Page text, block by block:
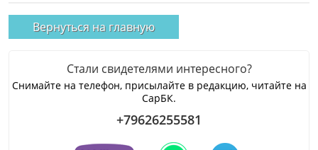
Вернуться на главную
Стали свидетелями интересного?
Снимайте на телефон, присылайте в редакцию, читайте на
СарБК.
+79626255581